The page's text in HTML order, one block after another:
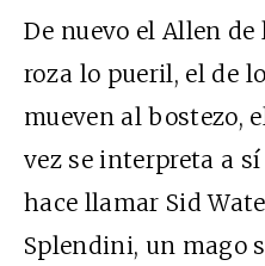
De nuevo el Allen de
roza lo pueril, el de
mueven al bostezo,
vez se interpreta a
hace llamar Sid
Splendini, un mago